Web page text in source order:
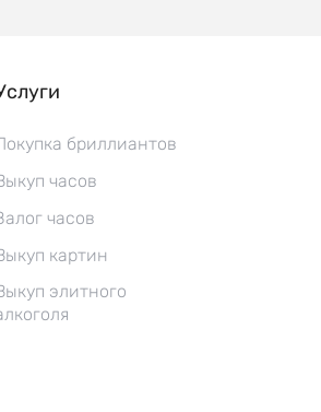
бриллиантов
часов
часов
картин
элитного